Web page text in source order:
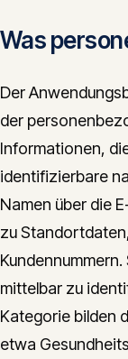
Was
Der
der
Informationen,
identifizierbare
Namen über die
zu
mittelbar zu
Kategorie bilden
etwa